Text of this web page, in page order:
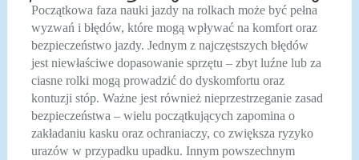
Początkowa faza nauki jazdy na rolkach może być pełna
wyzwań i błędów, które mogą wpływać na komfort oraz
bezpieczeństwo jazdy. Jednym z najczęstszych błędów
jest niewłaściwe dopasowanie sprzętu – zbyt luźne lub za
ciasne rolki mogą prowadzić do dyskomfortu oraz
kontuzji stóp. Ważne jest również nieprzestrzeganie zasad
bezpieczeństwa – wielu początkujących zapomina o
zakładaniu kasku oraz ochraniaczy, co zwiększa ryzyko
urazów w przypadku upadku. Innym powszechnym